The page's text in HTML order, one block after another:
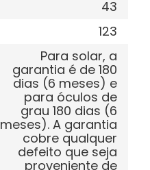
43
123
Para solar, a
garantia é de 180
dias (6 meses) e
para óculos de
grau 180 dias (6
meses). A garantia
cobre qualquer
defeito que seja
proveniente de